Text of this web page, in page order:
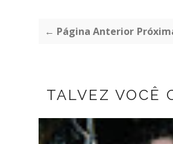
← Página Anterior
TALVEZ VOCÊ